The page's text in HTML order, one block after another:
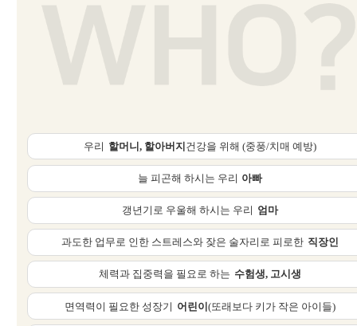
우리 할머니, 할아버지 건강을 위해 (중풍/치매 예방)
늘 피곤해 하시는 우리 아빠
갱년기로 우울해 하시는 우리 엄마
과도한 업무로 인한 스트레스와 잦은 술자리로 피로한 직장인
체력과 집중력을 필요로 하는 수험생, 고시생
면역력이 필요한 성장기 어린이(또래보다 키가 작은 아이들)